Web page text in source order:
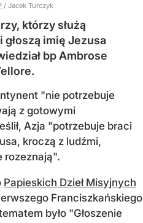
/ Jacek Turczyk
którzy służą
imię Jezusa
bp Ambrose
"nie potrzebuje
z gotowymi
Azja "potrzebuje braci
kroczą z ludźmi,
rozeznają".
Papieskich Dzieł Misyjnych
Franciszkańskiego
było "Głoszenie